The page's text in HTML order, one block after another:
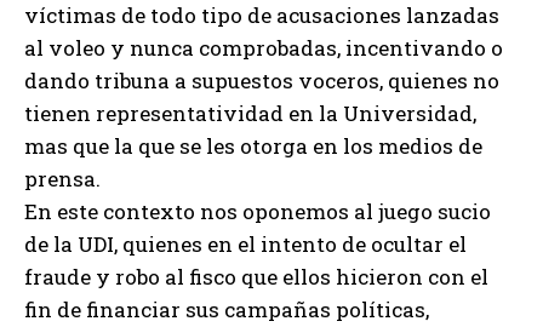
víctimas de todo tipo de acusaciones lanzadas
al voleo y nunca comprobadas, incentivando o
dando tribuna a supuestos voceros, quienes no
tienen representatividad en la Universidad,
mas que la que se les otorga en los medios de
prensa.
En este contexto nos oponemos al juego sucio
de la UDI, quienes en el intento de ocultar el
fraude y robo al fisco que ellos hicieron con el
fin de financiar sus campañas políticas,